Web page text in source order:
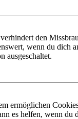
den
wenn du dich
ausgeschaltet.
ermöglichen
es helfen, wenn du